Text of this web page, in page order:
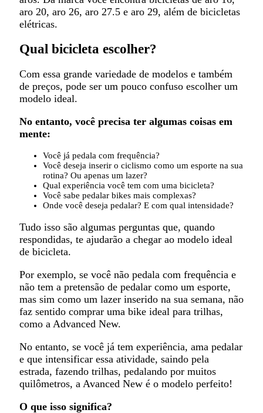
aro 20, aro 26, aro 27.5 e aro 29, além de bicicletas
elétricas.
Qual bicicleta escolher?
Com essa grande variedade de modelos e também
de preços, pode ser um pouco confuso escolher um
modelo ideal.
No entanto, você precisa ter algumas coisas em
mente:
Você já pedala com frequência?
Você deseja inserir o ciclismo como um esporte na sua
rotina? Ou apenas um lazer?
Qual experiência você tem com uma bicicleta?
Você sabe pedalar bikes mais complexas?
Onde você deseja pedalar? E com qual intensidade?
Tudo isso são algumas perguntas que, quando
respondidas, te ajudarão a chegar ao modelo ideal
de bicicleta.
Por exemplo, se você não pedala com frequência e
não tem a pretensão de pedalar como um esporte,
mas sim como um lazer inserido na sua semana, não
faz sentido comprar uma bike ideal para trilhas,
como a Advanced New.
No entanto, se você já tem experiência, ama pedalar
e que intensificar essa atividade, saindo pela
estrada, fazendo trilhas, pedalando por muitos
quilômetros, a Avanced New é o modelo perfeito!
O que isso significa?